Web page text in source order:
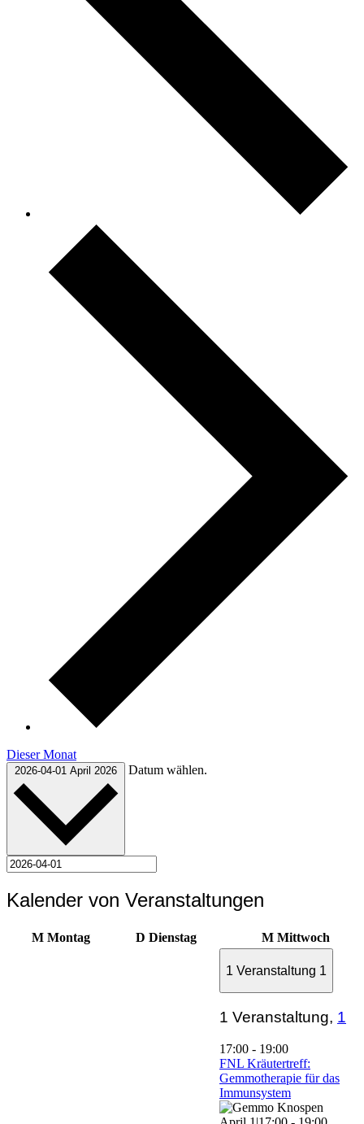
Dieser Monat
2026-04-01 April 2026 Datum wählen.
Kalender von Veranstaltungen
M Montag D Dienstag M Mittwoch
1 Veranstaltung 1
1 Veranstaltung, 1
17:00 - 19:00
FNL Kräutertreff:
Gemmotherapie für das
Immunsystem